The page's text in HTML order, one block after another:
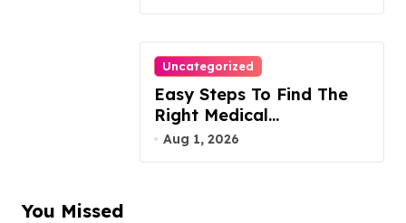
Uncategorized
Easy Steps To Find The
Right Medical
Malpractice Lawyer
Aug 1, 2026
You Missed